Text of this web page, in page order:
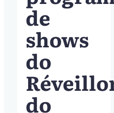
de
shows
do
do